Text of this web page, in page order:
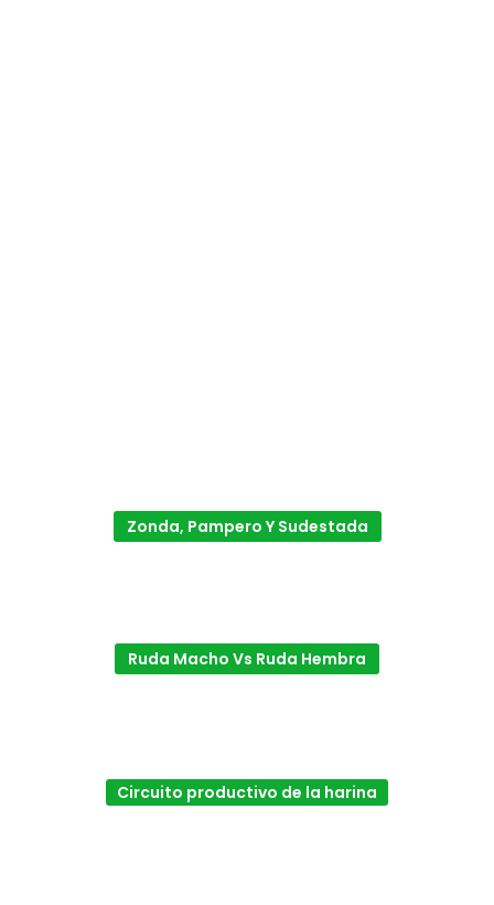
Zonda, Pampero Y Sudestada
Ruda Macho Vs Ruda Hembra
Circuito productivo de la harina